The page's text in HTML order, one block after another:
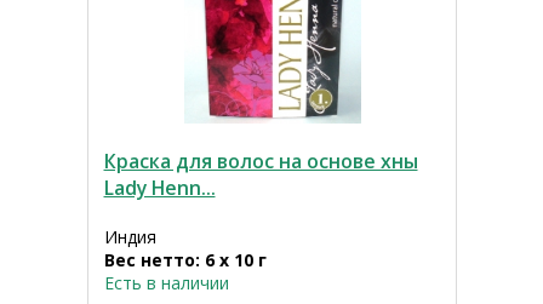
Краска для волос на основе хны
Lady Henn...
Индия
Вес нетто: 6 х 10 г
Есть в наличии